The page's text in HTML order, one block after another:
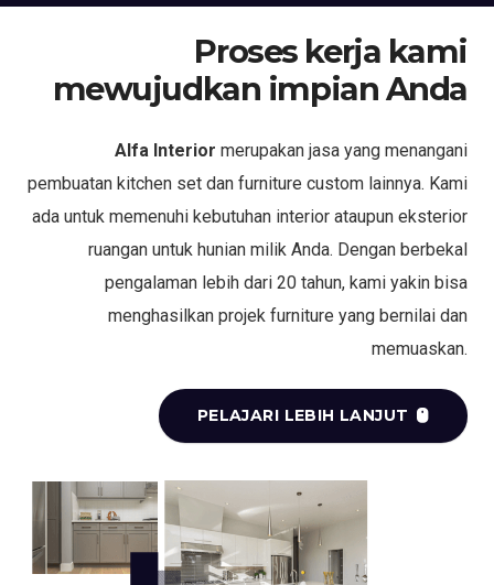
Proses kerja kami
mewujudkan impian Anda
Alfa Interior merupakan jasa yang menangani
pembuatan kitchen set dan furniture custom lainnya. Kami
ada untuk memenuhi kebutuhan interior ataupun eksterior
ruangan untuk hunian milik Anda. Dengan berbekal
pengalaman lebih dari 20 tahun, kami yakin bisa
menghasilkan projek furniture yang bernilai dan
memuaskan.
PELAJARI LEBIH LANJUT